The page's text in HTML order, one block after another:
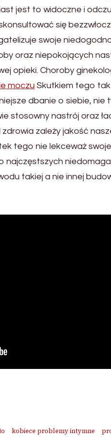
jest to widoczne i
się
swoje
oraz niepokojących
opieki. Choroby
moczu Skutkiem tego
dbanie o siebie,
stosowny nastrój oraz
zdrowia zależy jakość
tego nie lekceważ
najczęstszych
takiej a nie innej
kobiece problemy intymne